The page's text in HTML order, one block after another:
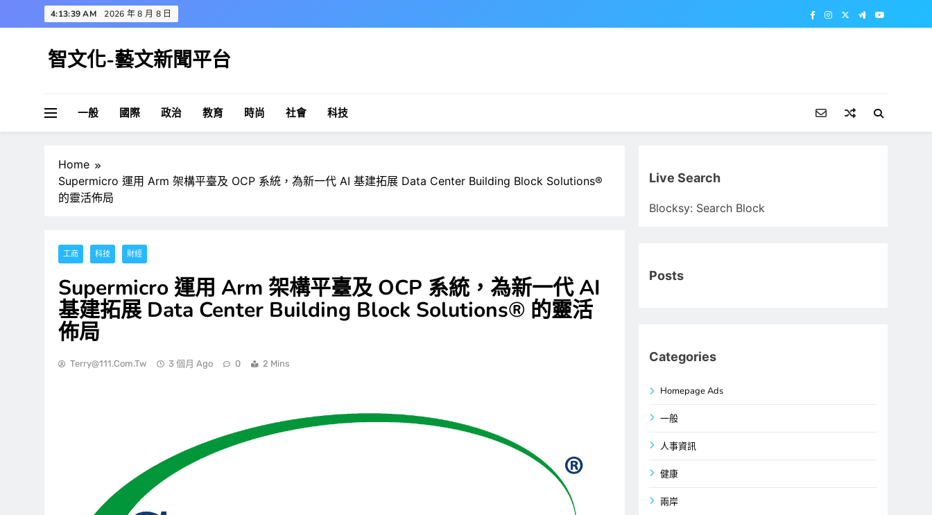
to
4:13:40 AM 2026 年 8 月 8 日
智文化-藝文新聞平台
一般 國際 政治 教育 時尚 社會 科技
Home
Supermicro 運用 Arm 架構平臺及 OCP 系統，為新一代 AI 基建拓展 Data Center Building Block Solutions®
的靈活佈局
工商 科技 財經
Supermicro 運用 Arm 架構平臺及 OCP 系統，為新一代 AI
基建拓展 Data Center Building Block Solutions® 的靈活
佈局
Terry@111.com.tw 3 個月 Ago 0 2 Mins
Live Search
Blocksy: Search Block
Posts
Categories
Homepage Ads
一般
人事資訊
健康
兩岸